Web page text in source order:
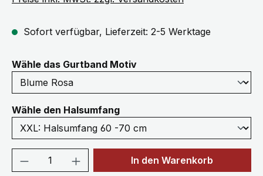
Sofort verfügbar, Lieferzeit: 2-5 Werktage
Wähle das Gurtband Motivauswählen
Wähle den Halsumfangauswählen
Produkt Anzahl: Gib denIn den Warenkorb